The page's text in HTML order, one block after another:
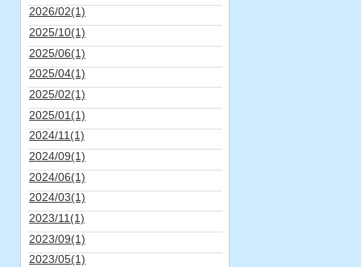
2026/02(1)
2025/10(1)
2025/06(1)
2025/04(1)
2025/02(1)
2025/01(1)
2024/11(1)
2024/09(1)
2024/06(1)
2024/03(1)
2023/11(1)
2023/09(1)
2023/05(1)